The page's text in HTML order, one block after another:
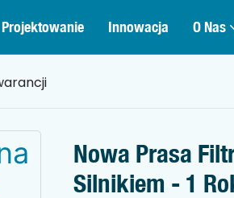
Projektowanie Innowacja O Nas
Nowa Prasa
Silnikiem - 1